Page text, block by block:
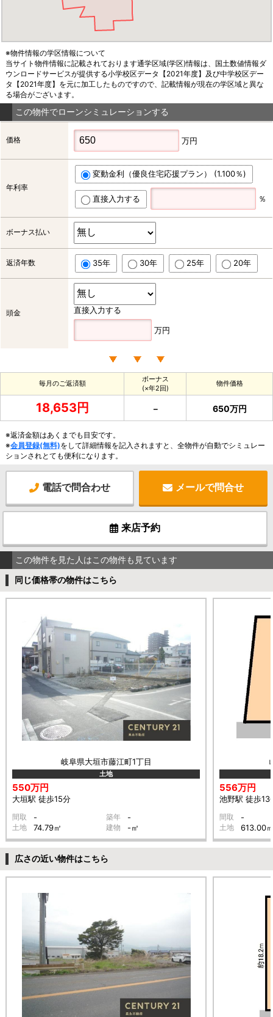
※物件情報の学区情報について
当サイト物件情報に記載されております通学区域(学区)情報は、国土数値情報ダ
ウンロードサービスが提供する小学校区データ【2021年度】及び中学校区デー
タ【2021年度】を元に加工したものですので、記載情報が現在の学区域と異な
る場合がございます。
この物件でローンシミュレーションする
価格 万円
年利率
変動金利（優良住宅応援プラン） (1.100％)
直接入力する ％
ボーナス払い
返済年数 35年 30年 25年 20年
頭金 直接入力する
万円
毎月のご返済額
ボーナス
(×年2回)
物件価格
18,653円 － 650万円
※返済金額はあくまでも目安です。
※会員登録(無料)をして詳細情報を記入されますと、全物件が自動でシミュレー
ションされとても便利になります。
電話で問合わせ メールで問合せ
来店予約
この物件を見た人はこの物件も見ています
同じ価格帯の物件はこちら
岐阜県大垣市藤江町1丁目
土地
550万円
大垣駅 徒歩15分
間取 - 築年 -
土地 74.79㎡ 建物 -㎡
556万円
池野駅 徒歩13
間取 -
土地 613.00
広さの近い物件はこちら